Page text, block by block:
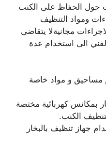
حول الحفاظ على الكنب
ومواد التنظيف
مجانيةلا يتقاضى
الى استخدام عدة
مساحيق و مواد خاصة
بمكانس كهربائية مختصة
الكنب.
جهاز تنظيف بالبخار